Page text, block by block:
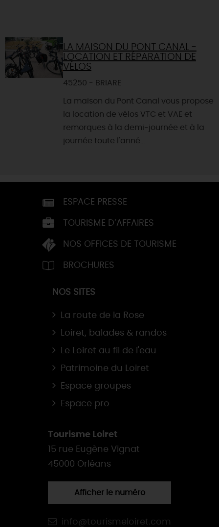
LA MAISON DU PONT CANAL -
LOCATION ET RÉPARATION DE
VÉLOS
45250 - BRIARE
La maison du Pont Canal vous propose
la location de vélos VTC et VAE et
remorques à la demi-journée et à la
journée toute l'anné...
ESPACE PRESSE
TOURISME D’AFFAIRES
NOS OFFICES DE TOURISME
BROCHURES
NOS SITES
La route de la Rose
Loiret, balades & randos
Le Loiret au fil de l'eau
Patrimoine du Loiret
Espace groupes
Espace pro
Tourisme Loiret
15 rue Eugène Vignat
45000 Orléans
Afficher le numéro
info@tourismeloiret.com